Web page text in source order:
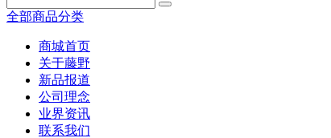
全部商品分类
商城首页
关于藤野
新品报道
公司理念
业界资讯
联系我们